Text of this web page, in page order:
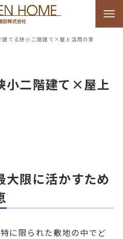
建てる狭小二階建て×屋上活用の家
小二階建て×屋上
大限に活かすため
に限られた敷地の中でど